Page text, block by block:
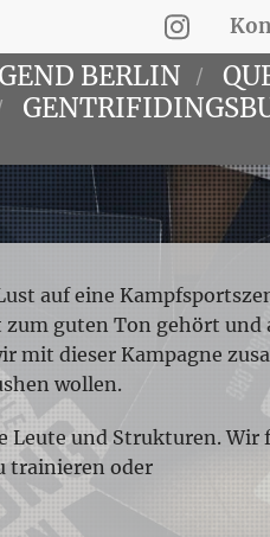
BERLIN
auf eine
guten Ton gehört und
mit dieser Kampagne
wollen.
Leute und Strukturen. Wir
trainieren oder